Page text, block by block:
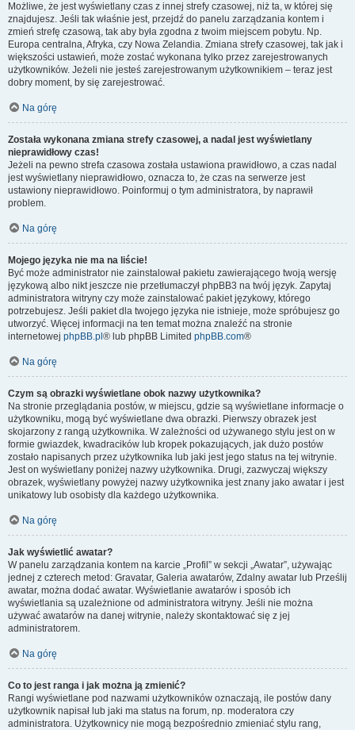
Możliwe, że jest wyświetlany czas z innej strefy czasowej, niż ta, w której się
znajdujesz. Jeśli tak właśnie jest, przejdź do panelu zarządzania kontem i
zmień strefę czasową, tak aby była zgodna z twoim miejscem pobytu. Np.
Europa centralna, Afryka, czy Nowa Zelandia. Zmiana strefy czasowej, tak jak i
większości ustawień, może zostać wykonana tylko przez zarejestrowanych
użytkowników. Jeżeli nie jesteś zarejestrowanym użytkownikiem – teraz jest
dobry moment, by się zarejestrować.
Na górę
Została wykonana zmiana strefy czasowej, a nadal jest wyświetlany
nieprawidłowy czas!
Jeżeli na pewno strefa czasowa została ustawiona prawidłowo, a czas nadal
jest wyświetlany nieprawidłowo, oznacza to, że czas na serwerze jest
ustawiony nieprawidłowo. Poinformuj o tym administratora, by naprawił
problem.
Na górę
Mojego języka nie ma na liście!
Być może administrator nie zainstalował pakietu zawierającego twoją wersję
językową albo nikt jeszcze nie przetłumaczył phpBB3 na twój język. Zapytaj
administratora witryny czy może zainstalować pakiet językowy, którego
potrzebujesz. Jeśli pakiet dla twojego języka nie istnieje, może spróbujesz go
utworzyć. Więcej informacji na ten temat można znaleźć na stronie
internetowej phpBB.pl ® lub phpBB Limited phpBB.com®
Na górę
Czym są obrazki wyświetlane obok nazwy użytkownika?
Na stronie przeglądania postów, w miejscu, gdzie są wyświetlane informacje o
użytkowniku, mogą być wyświetlane dwa obrazki. Pierwszy obrazek jest
skojarzony z rangą użytkownika. W zależności od używanego stylu jest on w
formie gwiazdek, kwadracików lub kropek pokazujących, jak dużo postów
zostało napisanych przez użytkownika lub jaki jest jego status na tej witrynie.
Jest on wyświetlany poniżej nazwy użytkownika. Drugi, zazwyczaj większy
obrazek, wyświetlany powyżej nazwy użytkownika jest znany jako awatar i jest
unikatowy lub osobisty dla każdego użytkownika.
Na górę
Jak wyświetlić awatar?
W panelu zarządzania kontem na karcie „Profil” w sekcji „Awatar”, używając
jednej z czterech metod: Gravatar, Galeria awatarów, Zdalny awatar lub Prześlij
awatar, można dodać awatar. Wyświetlanie awatarów i sposób ich
wyświetlania są uzależnione od administratora witryny. Jeśli nie można
używać awatarów na danej witrynie, należy skontaktować się z jej
administratorem.
Na górę
Co to jest ranga i jak można ją zmienić?
Rangi wyświetlane pod nazwami użytkowników oznaczają, ile postów dany
użytkownik napisał lub jaki ma status na forum, np. moderatora czy
administratora. Użytkownicy nie mogą bezpośrednio zmieniać stylu rang,